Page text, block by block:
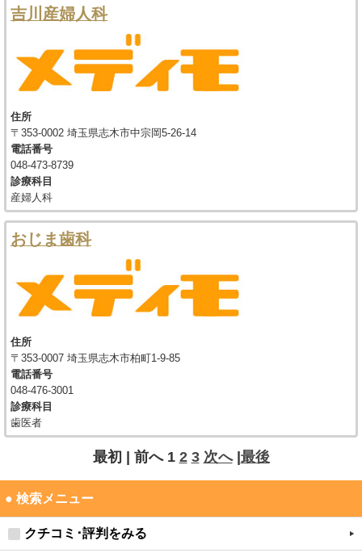
吉川産婦人科
住所
〒353-0002 埼玉県志木市中宗岡5-26-14
電話番号
048-473-8739
診療科目
産婦人科
おじま歯科
住所
〒353-0007 埼玉県志木市柏町1-9-85
電話番号
048-476-3001
診療科目
歯医者
最初 | 前へ 1 2 3 次へ| 最後
● 検索メニュー
クチコミ･評判をみる